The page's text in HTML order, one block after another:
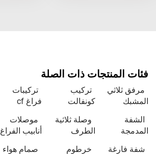
فئات المنتجات ذات الصلة
مرفق ثلاثي
المشبك
تركيب
كونفالت
تركيبات
فراغ cf
الشفة
المدمجة
وصلة ثلاثية
الطرف
موصلات
أنابيب الفراغ
شفة فارغة
خرطوم
صمام هواء